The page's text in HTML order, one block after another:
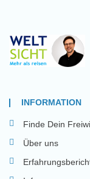
INFORMATION
Finde Dein
Über uns